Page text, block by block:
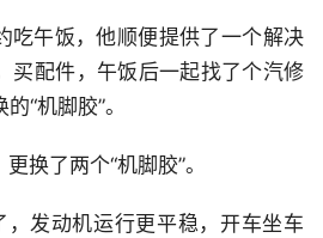
吃午饭，他顺便提供了一个解决
买配件，午饭后一起找了个汽修
“机脚胶”。
换了两个“机脚胶”。
发动机运行更平稳，开车坐车